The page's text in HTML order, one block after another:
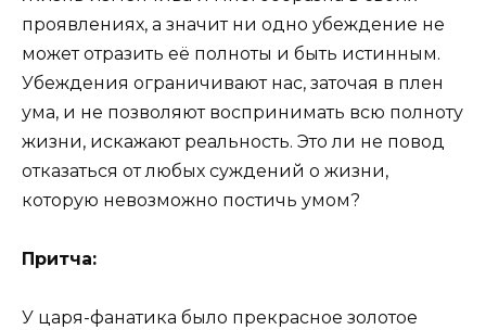
проявлениях, а значит ни одно убеждение не
может отразить её полноты и быть истинным.
Убеждения ограничивают нас, заточая в плен
ума, и не позволяют воспринимать всю полноту
жизни, искажают реальность. Это ли не повод
отказаться от любых суждений о жизни,
которую невозможно постичь умом?
Притча:
У царя-фанатика было прекрасное золотое